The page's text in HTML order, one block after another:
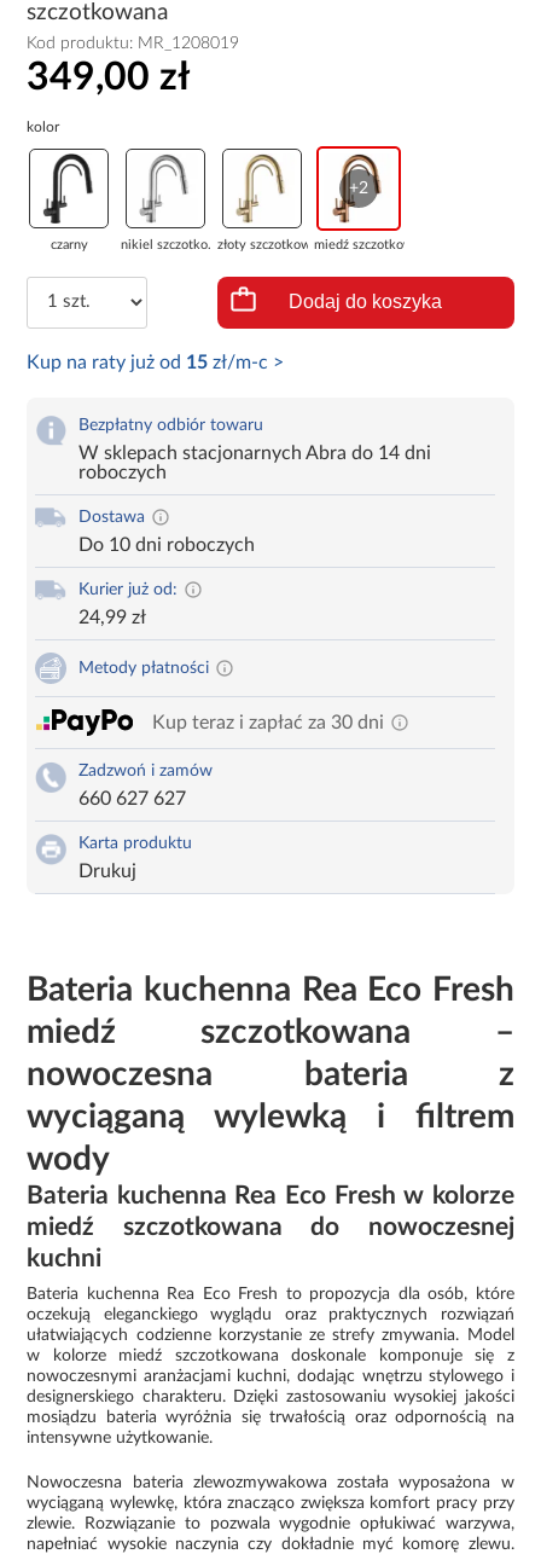
szczotkowana
Kod produktu: MR_1208019
349,00 zł
kolor
czarny nikiel szczotko...złoty szczotkow...
+2
miedź szczotkow...
Dodaj do koszyka
Kup na raty już od 15 zł/m-c >
Bezpłatny odbiór towaru
W sklepach stacjonarnych Abra do 14 dni
roboczych
Dostawa
Do 10 dni roboczych
Kurier już od:
24,99 zł
Metody płatności
Kup teraz i zapłać za 30 dni
Zadzwoń i zamów
660 627 627
Karta produktu
Drukuj
Bateria kuchenna Rea Eco Fresh
miedź szczotkowana –
nowoczesna bateria z
wyciąganą wylewką i filtrem
wody
Bateria kuchenna Rea Eco Fresh w kolorze
miedź szczotkowana do nowoczesnej
kuchni
Bateria kuchenna Rea Eco Fresh to propozycja dla osób, które
oczekują eleganckiego wyglądu oraz praktycznych rozwiązań
ułatwiających codzienne korzystanie ze strefy zmywania. Model
w kolorze miedź szczotkowana doskonale komponuje się z
nowoczesnymi aranżacjami kuchni, dodając wnętrzu stylowego i
designerskiego charakteru. Dzięki zastosowaniu wysokiej jakości
mosiądzu bateria wyróżnia się trwałością oraz odpornością na
intensywne użytkowanie.
Nowoczesna bateria zlewozmywakowa została wyposażona w
wyciąganą wylewkę, która znacząco zwiększa komfort pracy przy
zlewie. Rozwiązanie to pozwala wygodnie opłukiwać warzywa,
napełniać wysokie naczynia czy dokładnie myć komorę zlewu.